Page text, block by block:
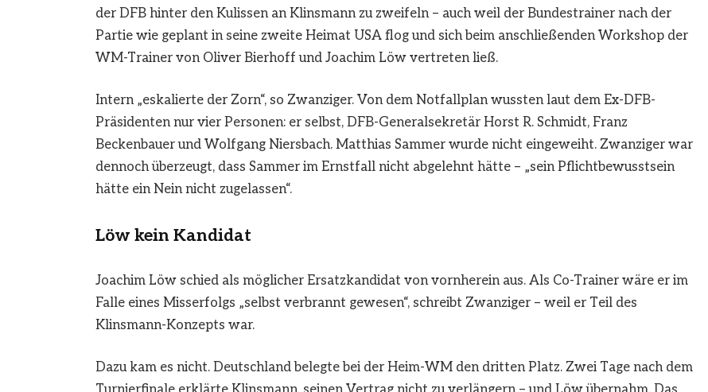
der DFB hinter den Kulissen an Klinsmann zu zweifeln – auch weil der Bundestrainer nach der
Partie wie geplant in seine zweite Heimat USA flog und sich beim anschließenden Workshop der
WM-Trainer von Oliver Bierhoff und Joachim Löw vertreten ließ.
Intern „eskalierte der Zorn“, so Zwanziger. Von dem Notfallplan wussten laut dem Ex-DFB-
Präsidenten nur vier Personen: er selbst, DFB-Generalsekretär Horst R. Schmidt, Franz
Beckenbauer und Wolfgang Niersbach. Matthias Sammer wurde nicht eingeweiht. Zwanziger war
dennoch überzeugt, dass Sammer im Ernstfall nicht abgelehnt hätte – „sein Pflichtbewusstsein
hätte ein Nein nicht zugelassen“.
Löw kein Kandidat
Joachim Löw schied als möglicher Ersatzkandidat von vornherein aus. Als Co-Trainer wäre er im
Falle eines Misserfolgs „selbst verbrannt gewesen“, schreibt Zwanziger – weil er Teil des
Klinsmann-Konzepts war.
Dazu kam es nicht. Deutschland belegte bei der Heim-WM den dritten Platz. Zwei Tage nach dem